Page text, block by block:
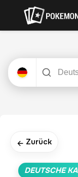
← Zurück
DEUTSCHE